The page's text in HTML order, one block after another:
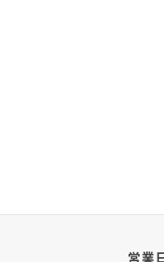
営業